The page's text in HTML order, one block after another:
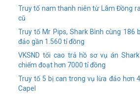
Truy tố nam thanh niên từ Lâm Đồng
cũ
Truy tố Mr Pips, Shark Bình cùng 186
đảo gần 1.560 tỉ đồng
VKSND tối cao trả hồ sơ vụ án
chiếm đoạt hơn 7000 tỉ đồng
Truy tố 5 bị can trong vụ lừa đảo hơn
Capel